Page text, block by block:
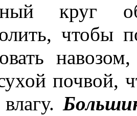
круг
чтобы
почвой,